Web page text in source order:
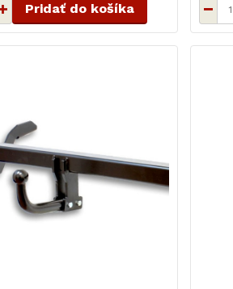
Pridať do košíka